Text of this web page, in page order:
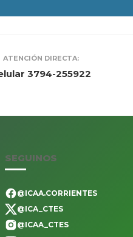
ATENCIÓN DIRECTA:
3794-255922
SEGUINOS
@ICAA.CORRIENTES
@ICA_CTES
@ICAA_CTES